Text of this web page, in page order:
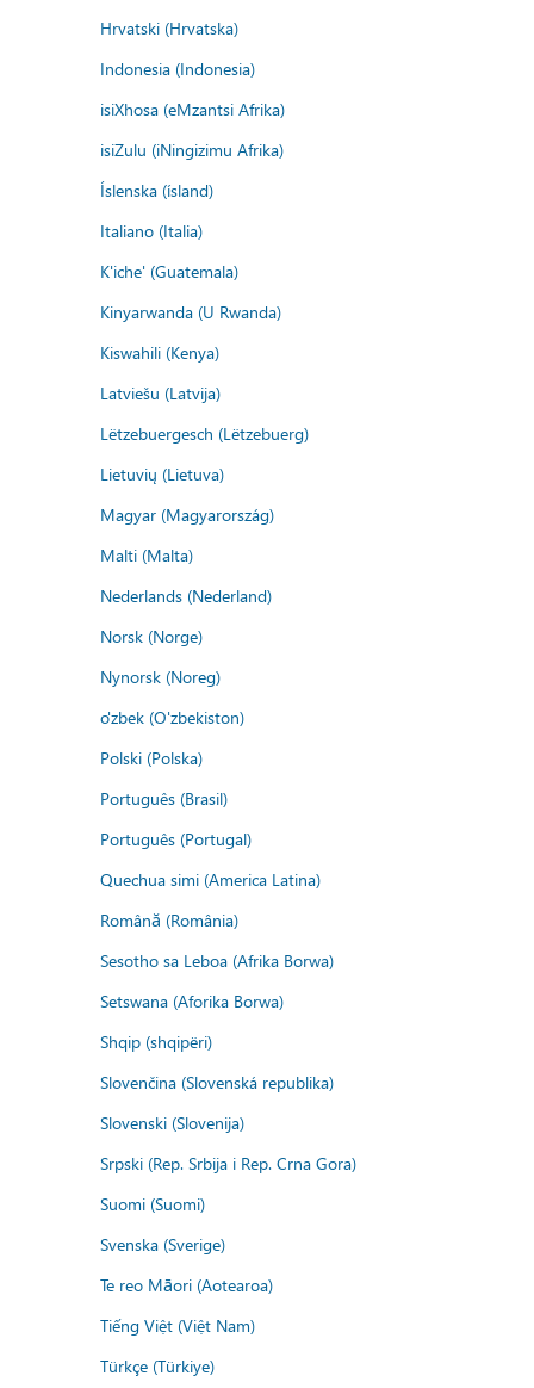
Hrvatski (Hrvatska)
Indonesia (Indonesia)
isiXhosa (eMzantsi Afrika)
isiZulu (iNingizimu Afrika)
Íslenska (ísland)
Italiano (Italia)
K'iche' (Guatemala)
Kinyarwanda (U Rwanda)
Kiswahili (Kenya)
Latviešu (Latvija)
Lëtzebuergesch (Lëtzebuerg)
Lietuvių (Lietuva)
Magyar (Magyarország)
Malti (Malta)
Nederlands (Nederland)
Norsk (Norge)
Nynorsk (Noreg)
o'zbek (O'zbekiston)
Polski (Polska)
Português (Brasil)
Português (Portugal)
Quechua simi (America Latina)
Română (România)
Sesotho sa Leboa (Afrika Borwa)
Setswana (Aforika Borwa)
Shqip (shqipëri)
Slovenčina (Slovenská republika)
Slovenski (Slovenija)
Srpski (Rep. Srbija i Rep. Crna Gora)
Suomi (Suomi)
Svenska (Sverige)
Te reo Māori (Aotearoa)
Tiếng Việt (Việt Nam)
Türkçe (Türkiye)